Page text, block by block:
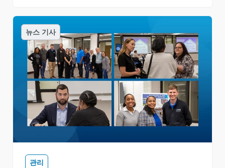
뉴스 기사
관리